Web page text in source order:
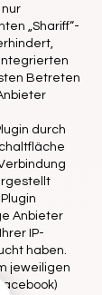
„Shariff“-
Betreten
durch
Anbieter
IP-
haben.
jeweiligen